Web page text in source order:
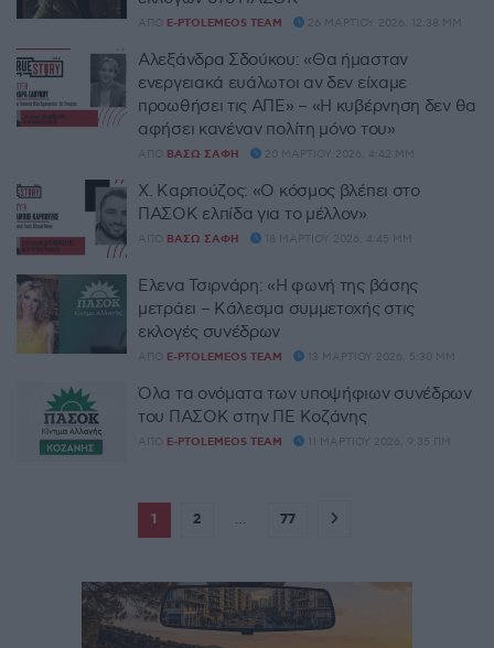
ΑΠΌ E-PTOLEMEOS TEAM 26 ΜΑΡΤΊΟΥ 2026, 12:38 ΜΜ
Αλεξάνδρα Σδούκου: «Θα ήμασταν
ενεργειακά ευάλωτοι αν δεν είχαμε
προωθήσει τις ΑΠΕ» – «Η κυβέρνηση δεν θα
αφήσει κανέναν πολίτη μόνο του»
ΑΠΌ ΒΆΣΩ ΣΆΦΗ 20 ΜΑΡΤΊΟΥ 2026, 4:42 ΜΜ
Χ. Καρπούζος: «Ο κόσμος βλέπει στο
ΠΑΣΟΚ ελπίδα για το μέλλον»
ΑΠΌ ΒΆΣΩ ΣΆΦΗ 18 ΜΑΡΤΊΟΥ 2026, 4:45 ΜΜ
Έλενα Τσιρνάρη: «Η φωνή της βάσης
μετράει – Κάλεσμα συμμετοχής στις
εκλογές συνέδρων
ΑΠΌ E-PTOLEMEOS TEAM 13 ΜΑΡΤΊΟΥ 2026, 5:30 ΜΜ
Όλα τα ονόματα των υποψήφιων συνέδρων
του ΠΑΣΟΚ στην ΠΕ Κοζάνης
ΑΠΌ E-PTOLEMEOS TEAM 11 ΜΑΡΤΊΟΥ 2026, 9:35 ΠΜ
1 2 … 77